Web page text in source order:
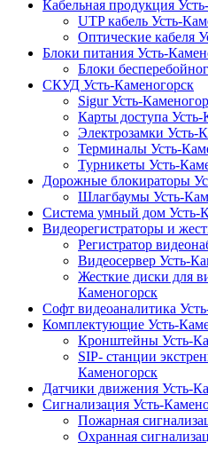
Кабельная продукция
UTP кабель Усть-
Оптические кабеля
Блоки питания Усть-
Блоки
СКУД Усть-Каменогорск
Sigur Усть-
Карты доступа Усть-
Электрозамки Усть-
Терминалы Усть-
Турникеты Усть-
Дорожные блокираторы
Шлагбаумы Усть-
Система умный дом Усть-
Видеорегистраторы и
Регистратор
Видеосервер Усть-
Жесткие диски для
Каменогорск
Софт видеоаналитика
Комплектующие Усть-
Кронштейны Усть-
SIP- станции
Каменогорск
Датчики движения Усть-
Сигнализация Усть-
Пожарная
Охранная